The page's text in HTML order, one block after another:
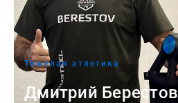
Тяжелая атлетика
Дмитрий Берестов